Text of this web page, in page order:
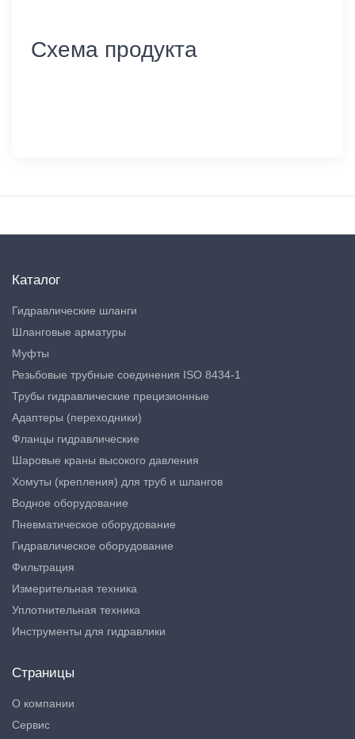
Схема продукта
Каталог
Гидравлические шланги
Шланговые арматуры
Муфты
Резьбовые трубные соединения ISO 8434-1
Трубы гидравлические прецизионные
Адаптеры (переходники)
Фланцы гидравлические
Шаровые краны высокого давления
Хомуты (крепления) для труб и шлангов
Водное оборудование
Пневматическое оборудование
Гидравлическое оборудование
Фильтрация
Измерительная техника
Уплотнительная техника
Инструменты для гидравлики
Страницы
О компании
Сервис